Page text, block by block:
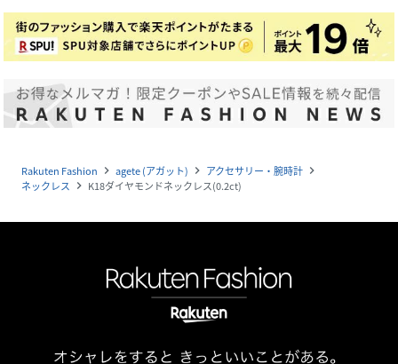
Rakuten Fashion navigate_next agete (アガット) navigate_next アクセサリー・腕時計 navigate_next
ネックレス navigate_next K18ダイヤモンドネックレス(0.2ct)